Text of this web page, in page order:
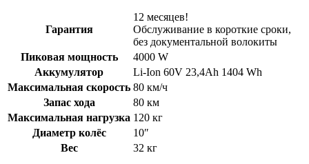
Гарантия
12 месяцев!
Обслуживание в короткие сроки,
без документальной волокиты
Пиковая мощность
4000 W
Аккумулятор
Li-Ion 60V 23,4Ah 1404 Wh
Максимальная скорость 80 км/ч
Запас хода
80 км
Максимальная нагрузка 120 кг
Диаметр колёс
10″
Вес
32 кг